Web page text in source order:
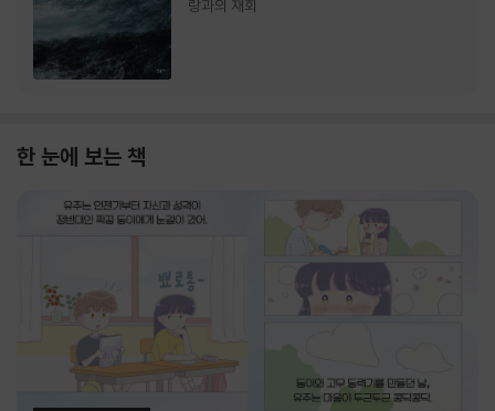
랑과의 재회
한 눈에 보는 책